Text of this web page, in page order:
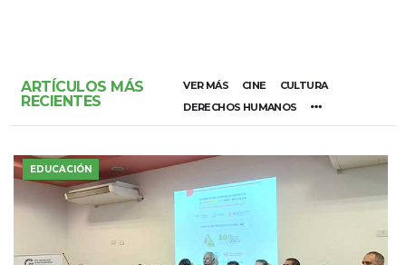
ARTÍCULOS MÁS
RECIENTES
VER MÁS CINE
CULTURA
DERECHOS HUMANOS
EDUCACIÓN